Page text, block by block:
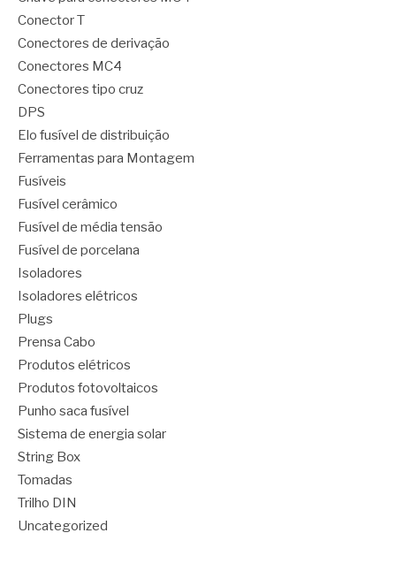
Conector T
Conectores de derivação
Conectores MC4
Conectores tipo cruz
DPS
Elo fusível de distribuição
Ferramentas para Montagem
Fusíveis
Fusível cerâmico
Fusível de média tensão
Fusível de porcelana
Isoladores
Isoladores elétricos
Plugs
Prensa Cabo
Produtos elétricos
Produtos fotovoltaicos
Punho saca fusível
Sistema de energia solar
String Box
Tomadas
Trilho DIN
Uncategorized